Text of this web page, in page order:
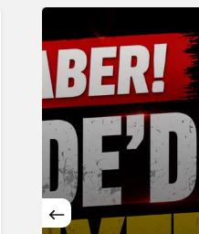
Gündüz
Gündüz
Gece Modu
Gece modunu